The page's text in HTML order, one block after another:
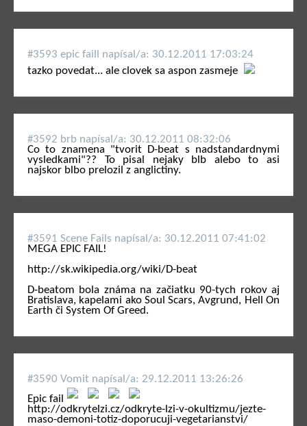
#3593 epic faill napí­sal/a: 30.12.2011 17:03:24
tazko povedat... ale clovek sa aspon zasmeje
#3592 brb napí­sal/a: 30.12.2011 08:32:06
Co to znamena "tvorit D-beat s nadstandardnymi
vysledkami"?? To pisal nejaky blb alebo to asi
najskor blbo prelozil z anglictiny.
#3591 Scene Fails napí­sal/a: 30.12.2011 07:41:02
MEGA EPIC FAIL!
http://sk.wikipedia.org/wiki/D-beat
D-beatom bola známa na začiatku 90-tych rokov aj
Bratislava, kapelami ako Soul Scars, Avgrund, Hell On
Earth či System Of Greed.
#3590 Vomit napí­sal/a: 29.12.2011 13:26:26
Epic fail
http://odkrytelzi.cz/odkryte-lzi-v-okultizmu/jezte-
maso-demoni-totiz-doporucuji-vegetarianstvi/